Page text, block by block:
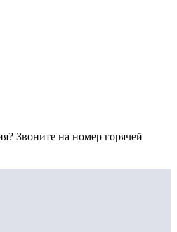
Звоните на номер горячей